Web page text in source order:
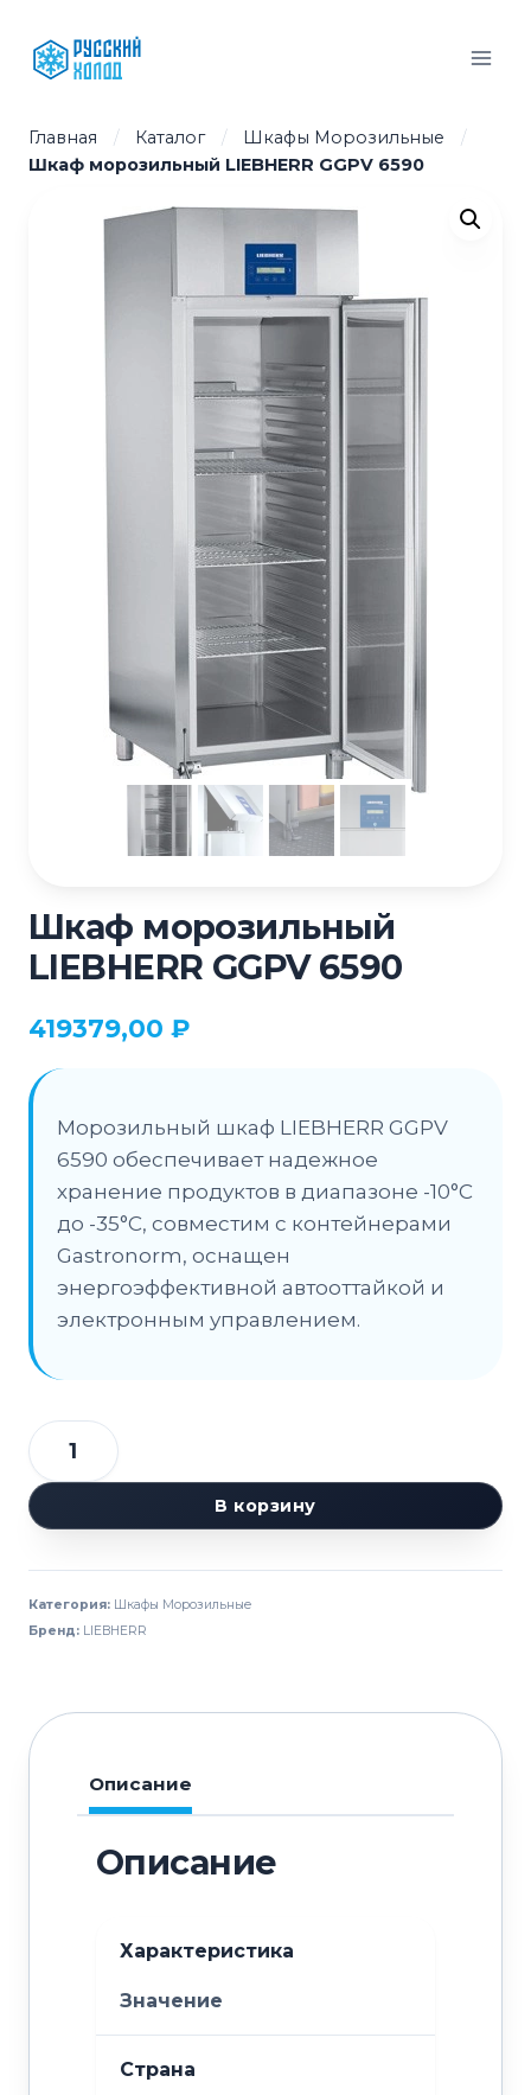
содержимому
Главная / Каталог / Шкафы Морозильные
/
Шкаф морозильный LIEBHERR GGPV 6590
Шкаф морозильный
LIEBHERR GGPV 6590
419379,00 ₽
Морозильный шкаф LIEBHERR GGPV
6590 обеспечивает надежное
хранение продуктов в диапазоне -10°С
до -35°С, совместим с контейнерами
Gastronorm, оснащен
энергоэффективной автооттайкой и
электронным управлением.
Количество
товара
Шкаф
GGPV
В корзину
Категория: Шкафы Морозильные
Бренд: LIEBHERR
Описание
Описание
Характеристика
Значение
Страна